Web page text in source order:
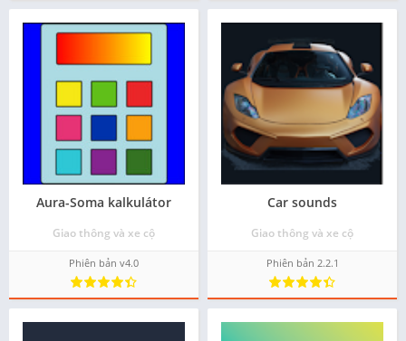
Aura-Soma kalkulátor
Giao thông và xe cộ
Phiên bản v4.0
Car sounds
Giao thông và xe cộ
Phiên bản 2.2.1